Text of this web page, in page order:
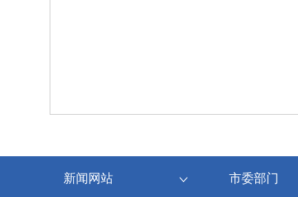
新闻网站 市委部门